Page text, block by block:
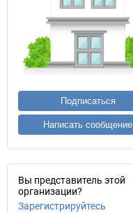
Подписаться
Написать сообщение
Вы представитель этой
организации?
Зарегистрируйтесь